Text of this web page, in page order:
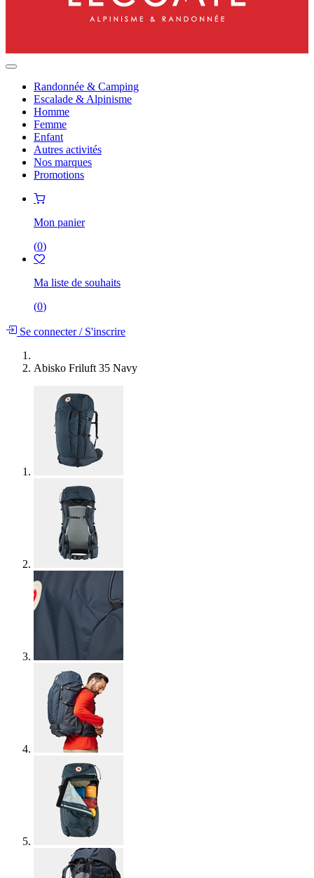
Randonnée & Camping
Escalade & Alpinisme
Homme
Femme
Enfant
Autres activités
Nos marques
Promotions
Mon panier
(0)
Ma liste de souhaits
(0)
Se connecter/S'inscrire
Abisko Friluft 35 Navy